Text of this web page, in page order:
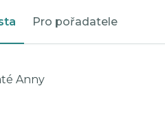
Pro pořadatele
Anny